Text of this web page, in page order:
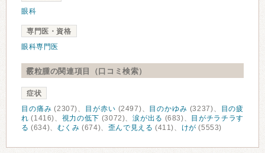
眼科
専門医・資格
眼科専門医
霰粒腫の関連項目（口コミ検索）
症状
目の痛み (2307)、 目が赤い (2497)、 目のかゆみ (3237)、
目の疲
れ (1416)、 視力の低下 (3072)、涙が出る (683)、
目がチラチラす
る (634)、 むくみ (674)、 歪んで見える (411)、 けが (5553)